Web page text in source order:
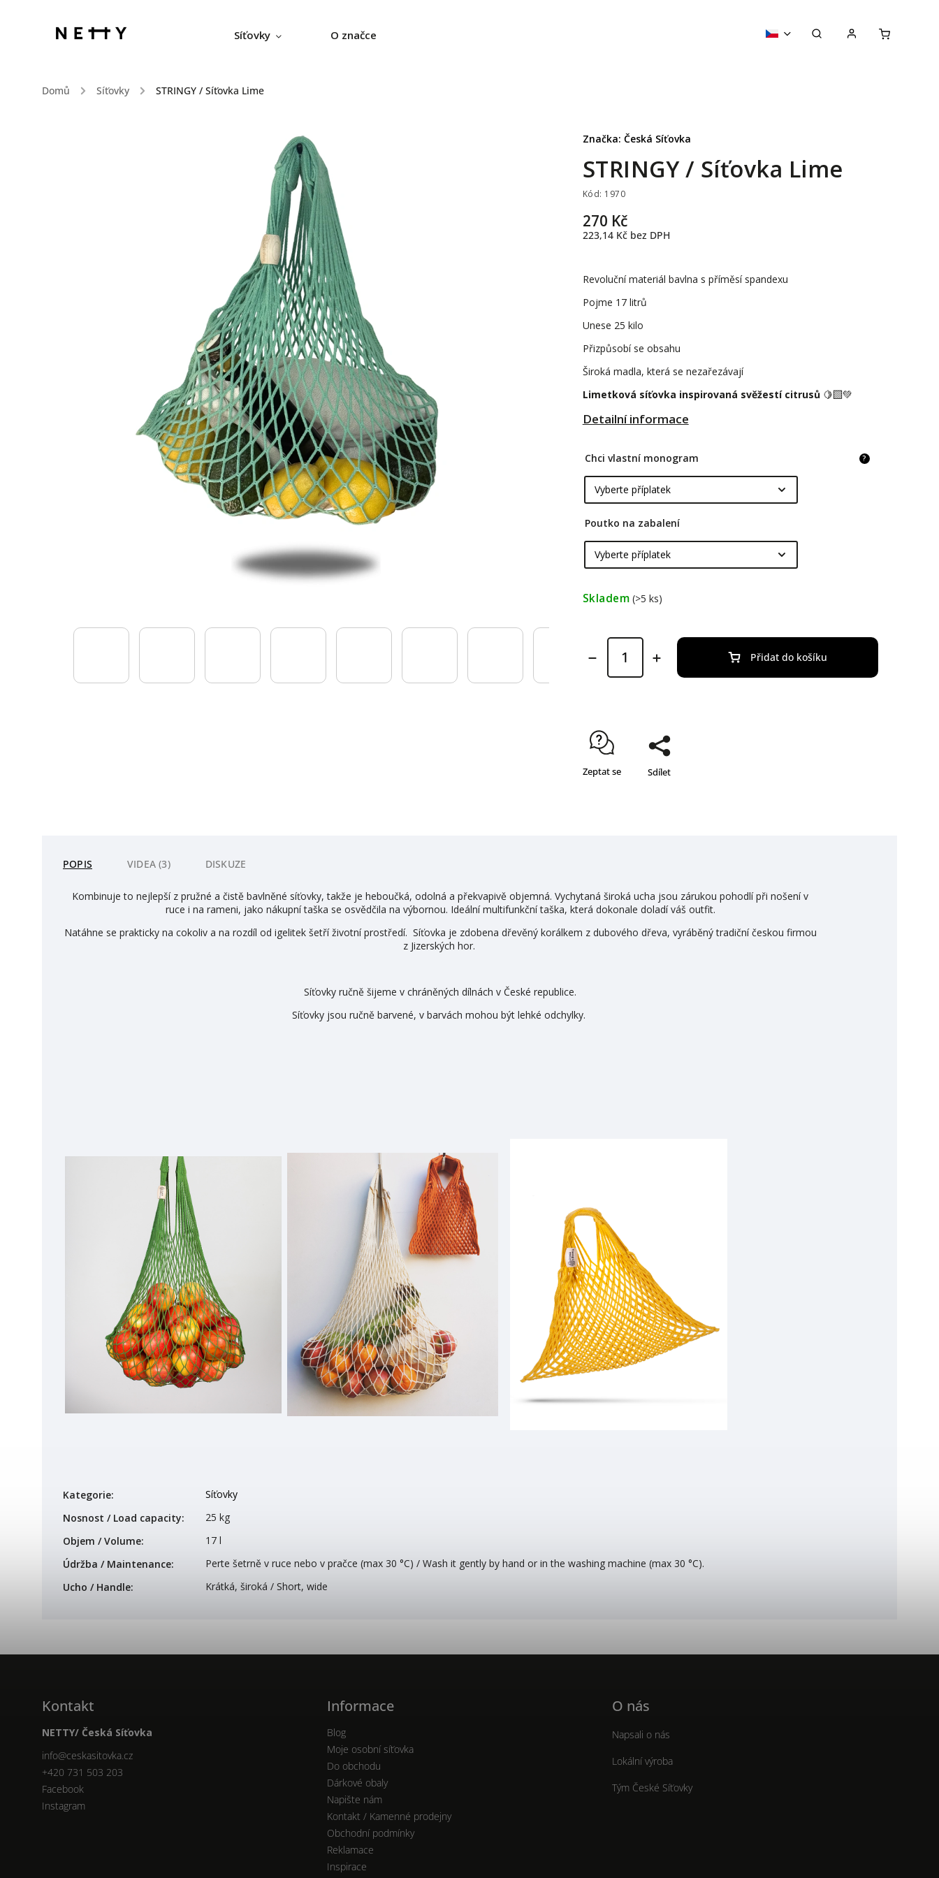
Síťovky O značce
Domů / Síťovky / STRINGY / Síťovka Lime
STRINGY / Síťovka Lime
Kód: 1970
270 Kč
223,14 Kčbez DPH
Revoluční materiál bavlna s příměsí spandexu
Pojme 17 litrů
Unese 25 kilo
Přizpůsobí se obsahu
Široká madla, která se nezařezávají
Limetková síťovka inspirovaná svěžestí citrusů 🍋‍🟩💚
Detailní informace
Značka: Česká Síťovka
Chci vlastní monogram ?
Poutko na zabalení
Skladem (>5 ks)
Přidat do košíku
Zeptat se Sdílet
POPIS VIDEA (3) DISKUZE
Kombinuje to nejlepší z pružné a čistě bavlněné síťovky, takže je heboučká, odolná a překvapivě objemná. Vychytaná široká ucha jsou zárukou pohodlí při nošení v
ruce i na rameni, jako nákupní taška se osvědčila na výbornou. Ideální multifunkční taška, která dokonale doladí váš outfit.
Natáhne se prakticky na cokoliv a na rozdíl od igelitek šetří životní prostředí. Síťovka je zdobena dřevěný korálkem z dubového dřeva, vyráběný tradiční českou firmou
z Jizerských hor.
Síťovky ručně šijeme v chráněných dílnách v České republice.
Síťovky jsou ručně barvené, v barvách mohou být lehké odchylky.
Kategorie:
Síťovky
Nosnost / Load capacity:
25 kg
Objem / Volume:
17 l
Údržba / Maintenance:
Perte šetrně v ruce nebo v pračce (max 30 °C) / Wash it gently by hand or in the washing machine (max 30 °C).
Ucho / Handle: Krátká, široká / Short, wide
Kontakt
NETTY/ Česká Síťovka
info@ceskasitovka.cz
+420 731 503 203
Facebook
Instagram
Informace
Blog
Moje osobní síťovka
Do obchodu
Dárkové obaly
Napište nám
Kontakt / Kamenné prodejny
Obchodní podmínky
Reklamace
Inspirace
O nás
Napsali o nás
Lokální výroba
Tým České Síťovky